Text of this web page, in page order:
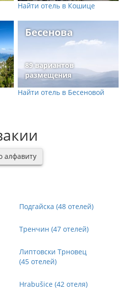
Найти отель в Кошице
Бесенова
89 вариантов
размещения
Найти отель в Бесеновой
алфавиту
Подгайска (48 отелей)
Тренчин (47 отелей)
Липтовски Трновец
(45 отелей)
Hrabušice (42 отеля)